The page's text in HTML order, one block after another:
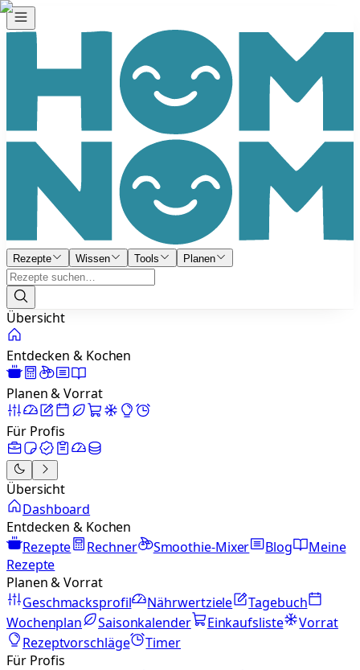
Rezepte Wissen Tools Planen
Übersicht
Entdecken & Kochen
Planen & Vorrat
Für Profis
Übersicht
Dashboard
Entdecken & Kochen
Rezepte
Rechner Smoothie-Mixer Blog
Meine
Rezepte
Planen & Vorrat
Geschmacksprofil
Nährwertziele
Tagebuch
Wochenplan
Saisonkalender Einkaufsliste
Vorrat
Rezeptvorschläge
Timer
Für Profis